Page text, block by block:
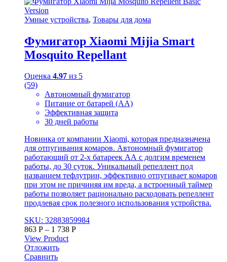
Умные устройства, Товары для дома
Фумигатор Xiaomi Mijia Smart
Mosquito Repellant
Оценка 4.97 из 5
(59)
Автономный фумигатор
Питание от батарей (АА)
Эффективная защита
30 дней работы
Новинка от компании Xiaomi, которая предназначена
для отпугивания комаров. Автономный фумигатор
работающий от 2-х батареек АА с долгим временем
работы, до 30 суток. Уникальный репеллент под
названием тефлутрин, эффективно отпугивает комаров
при этом не причиняя им вреда, а встроенный таймер
работы позволяет рационально расходовать репеллент
продлевая срок полезного использования устройства.
SKU: 32883859984
863 Р – 1 738 Р
View Product
Отложить
Сравнить